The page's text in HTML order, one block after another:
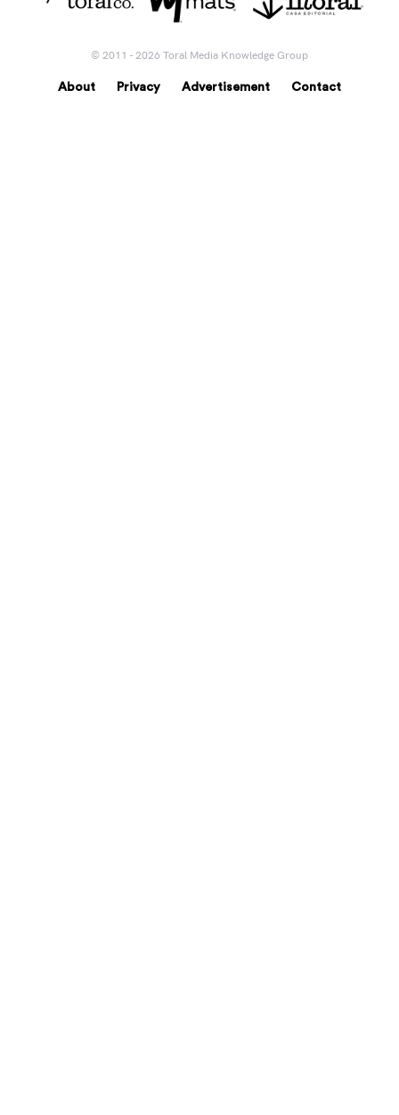
© 2011 - 2026 Toral Media Knowledge Group
About Privacy Advertisement Contact